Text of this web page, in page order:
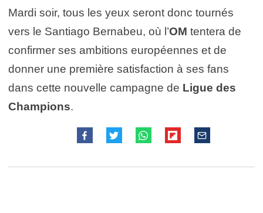
Mardi soir, tous les yeux seront donc tournés
vers le Santiago Bernabeu, où l’OM tentera de
confirmer ses ambitions européennes et de
donner une première satisfaction à ses fans
dans cette nouvelle campagne de Ligue des
Champions.